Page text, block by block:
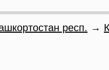
респ. →